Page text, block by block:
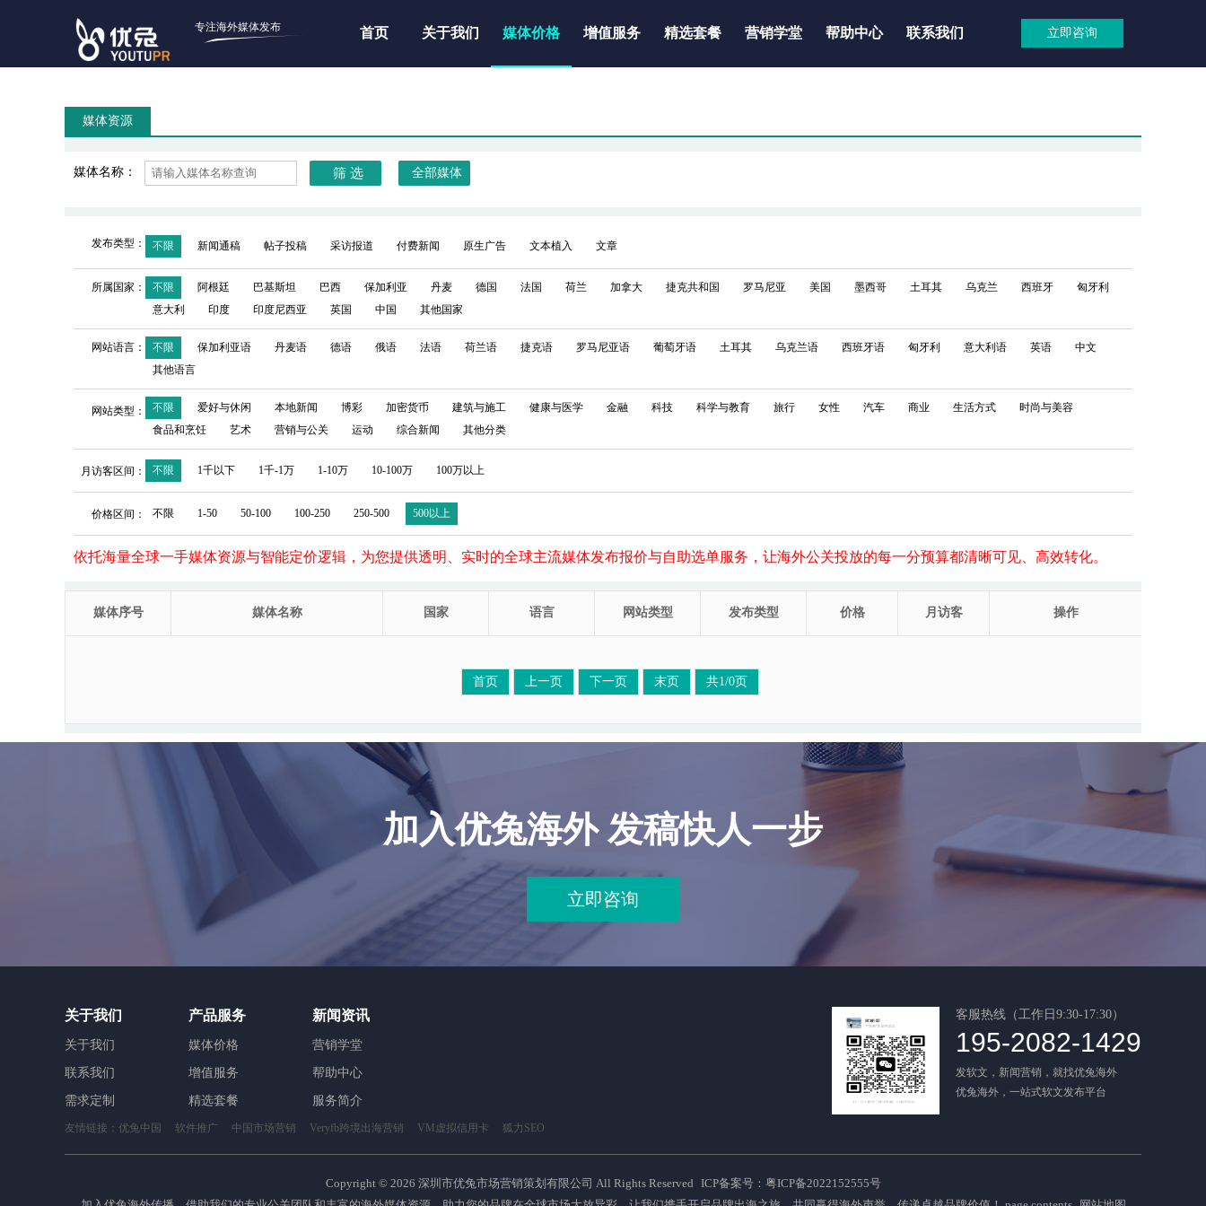
专注海外媒体发布 首页 关于我们 媒体价格 增值服务 精选套餐 营销学堂 帮助中心 联系我们 立即咨询
媒体资源
媒体名称： 全部媒体
发布类型： 不限 新闻通稿 帖子投稿 采访报道 付费新闻 原生广告 文本植入 文章
所属国家： 不限 阿根廷 巴基斯坦 巴西 保加利亚 丹麦 德国 法国 荷兰 加拿大 捷克共和国 罗马尼亚 美国 墨西哥 土耳其 乌克兰 西班牙
匈牙利
意大利
印度 印度尼西亚 英国 中国 其他国家
网站语言： 不限 保加利亚语 丹麦语 德语 俄语 法语 荷兰语 捷克语 罗马尼亚语 葡萄牙语 土耳其 乌克兰语 西班牙语 匈牙利 意大利语 英语
中文
其他语言
网站类型： 不限 爱好与休闲 本地新闻 博彩 加密货币 建筑与施工 健康与医学 金融 科技 科学与教育 旅行 女性 汽车 商业 生活方式
时尚与美容
食品和烹饪
艺术 营销与公关 运动 综合新闻 其他分类
月访客区间： 不限 1千以下 1千-1万 1-10万 10-100万 100万以上
价格区间： 不限 1-50 50-100 100-250 250-500 500以上
依托海量全球一手媒体资源与智能定价逻辑，为您提供透明、实时的全球主流媒体发布报价与自助选单服务，让海外公关投放的每一分预算都清晰可见、高效转化。
媒体序号 媒体名称 国家 语言 网站类型 发布类型 价格 月访客 操作
首页 上一页 下一页 末页 共1/0页
加入优兔海外 发稿快人一步
立即咨询
关于我们
关于我们
联系我们
需求定制
产品服务
媒体价格
增值服务
精选套餐
新闻资讯
营销学堂
帮助中心
服务简介
客服热线（工作日9:30-17:30）
195-2082-1429
发软文，新闻营销，就找优兔海外
优兔海外，一站式软文发布平台
友情链接： 优兔中国 软件推广 中国市场营销 Veryfb跨境出海营销 VM虚拟信用卡 狐力SEO
Copyright © 2026 深圳市优兔市场营销策划有限公司 All Rights Reserved ICP备案号：粤ICP备2022152555号